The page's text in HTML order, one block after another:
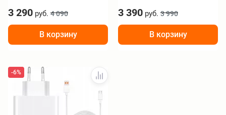
3 290 руб. 4 090
В корзину
3 390 руб. 3 990
В корзину
-6%